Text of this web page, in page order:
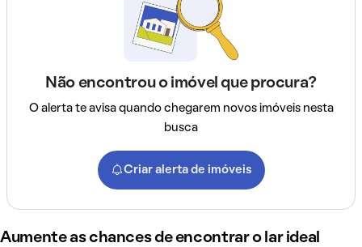
Não encontrou o imóvel que procura?
O alerta te avisa quando chegarem novos imóveis nesta
busca
Criar alerta de imóveis
Aumente as chances de encontrar o lar ideal